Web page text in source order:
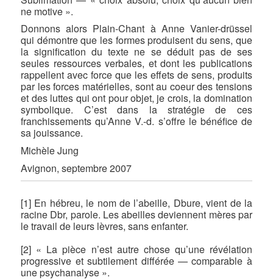
ne motive ».
Donnons alors Plain-Chant à Anne Vanier-drüssel
qui démontre que les formes produisent du sens, que
la signification du texte ne se déduit pas de ses
seules ressources verbales, et dont les publications
rappellent avec force que les effets de sens, produits
par les forces matérielles, sont au coeur des tensions
et des luttes qui ont pour objet, je crois, la domination
symbolique. C’est dans la stratégie de ces
franchissements qu’Anne V.-d. s’offre le bénéfice de
sa jouissance.
Michèle Jung
Avignon, septembre 2007
[1] En hébreu, le nom de l’abeille, Dbure, vient de la
racine Dbr, parole. Les abeilles deviennent mères par
le travail de leurs lèvres, sans enfanter.
[2] « La pièce n’est autre chose qu’une révélation
progressive et subtilement différée — comparable à
une psychanalyse ».